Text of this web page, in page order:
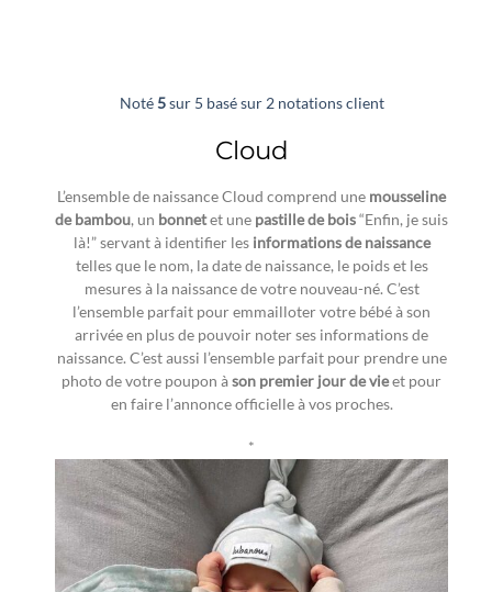
Noté5sur 5 basé sur 2notations client
Cloud
L’ensemble de naissance Cloud comprend une mousseline
de bambou, un bonnetet une pastille de bois“Enfin, je suis
là!” servant à identifier les informations de naissance
telles que le nom, la date de naissance, le poids et les
mesures à la naissance de votre nouveau-né. C’est
l’ensemble parfait pour emmailloter votre bébé à son
arrivée en plus de pouvoir noter ses informations de
naissance. C’est aussi l’ensemble parfait pour prendre une
photo de votre poupon àson premier jour de vieet pour
en faire l’annonce officielle à vos proches.
*